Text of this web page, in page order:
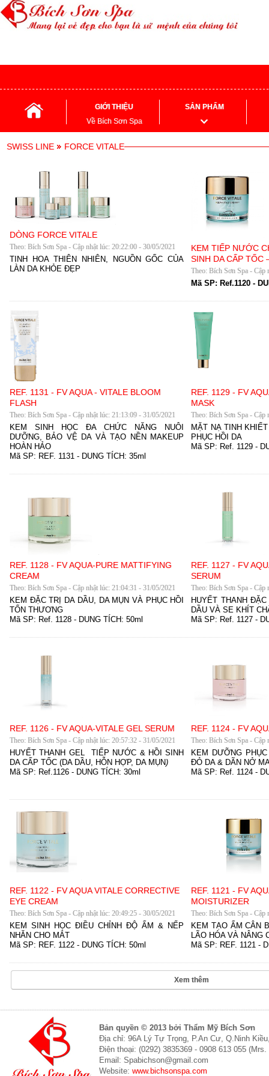
GIỚI THIỆU
Về Bích Sơn Spa
SẢN PHẨM
SWISS LINE FORCE VITALE
DÒNG FORCE VITALE
Theo: Bích Sơn Spa - Cập nhật lúc: 20:22:00 - 30/05/2021
TINH HOA THIÊN NHIÊN, NGUỒN GỐC CỦA
LÀN DA KHỎE ĐẸP
KEM TIẾP NƯỚC
SINH DA CẤP TỐC
Theo: Bích Sơn Spa - Cập
Mã SP: Ref.1120 -
REF. 1131 - FV AQUA - VITALE BLOOM
FLASH
Theo: Bích Sơn Spa - Cập nhật lúc: 21:13:09 - 31/05/2021
KEM SINH HỌC ĐA CHỨC NĂNG NUÔI
DƯỠNG, BẢO VỆ DA VÀ TẠO NỀN MAKEUP
HOÀN HẢO
Mã SP: REF. 1131 - DUNG TÍCH: 35ml
REF. 1129 - FV
MASK
Theo: Bích Sơn Spa - Cập
MẶT NẠ TINH
PHỤC HỒI DA
Mã SP: Ref. 1129 -
REF. 1128 - FV AQUA-PURE MATTIFYING
CREAM
Theo: Bích Sơn Spa - Cập nhật lúc: 21:04:31 - 31/05/2021
KEM ĐẶC TRỊ DA DẦU, DA MỤN VÀ PHỤC HỒI
TỔN THƯƠNG
Mã SP: Ref. 1128 - DUNG TÍCH: 50ml
REF. 1127 - FV
SERUM
Theo: Bích Sơn Spa - Cập
HUYẾT THANH
DẦU VÀ SE KHÍT
Mã SP: Ref. 1127 -
REF. 1126 - FV AQUA-VITALE GEL SERUM
Theo: Bích Sơn Spa - Cập nhật lúc: 20:57:32 - 31/05/2021
HUYẾT THANH GEL TIẾP NƯỚC & HỒI SINH
DA CẤP TỐC (DA DẦU, HỖN HỢP, DA MỤN)
Mã SP: Ref.1126 - DUNG TÍCH: 30ml
REF. 1124 - FV
Theo: Bích Sơn Spa - Cập
KEM DƯỠNG
ĐỎ DA & DÃN NỞ
Mã SP: Ref. 1124 -
REF. 1122 - FV AQUA VITALE CORRECTIVE
EYE CREAM
Theo: Bích Sơn Spa - Cập nhật lúc: 20:49:25 - 30/05/2021
KEM SINH HỌC ĐIỀU CHỈNH ĐỘ ẨM & NẾP
NHĂN CHO MẮT
Mã SP: REF. 1122 - DUNG TÍCH: 50ml
REF. 1121 - FV
MOISTURIZER
Theo: Bích Sơn Spa - Cập
KEM TẠO ẨM CÂN
LÃO HÓA VÀ NÂNG
Mã SP: REF. 1121 -
Xem thêm
Bản quyền © 2013 bởi Thẩm Mỹ Bích Sơn
Địa chỉ: 96A Lý Tự Trọng, P.An Cư, Q.Ninh
Điện thoại: (0292) 3835369 - 0908 613 055 (Mrs.
Email: Spabichson@gmail.com
Website: www.bichsonspa.com